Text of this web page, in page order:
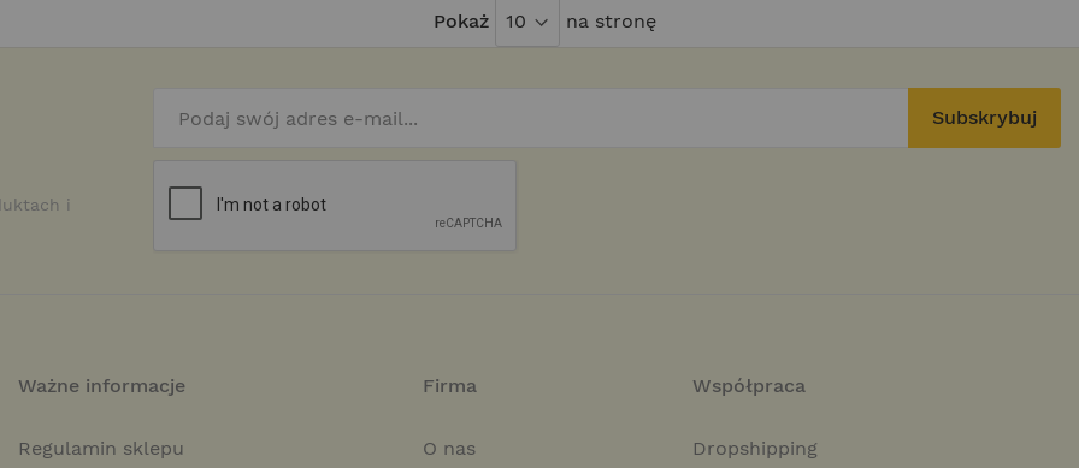
Pokaż na stronę
i
Subskrybuj
Ważne informacje
Regulamin sklepu
Firma
O nas
Współpraca
Dropshipping